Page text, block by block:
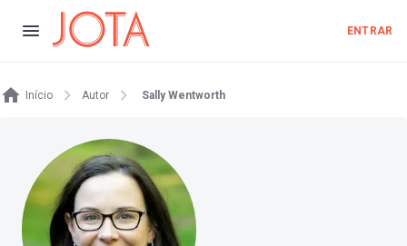
ENTRAR
Início Autor Sally Wentworth